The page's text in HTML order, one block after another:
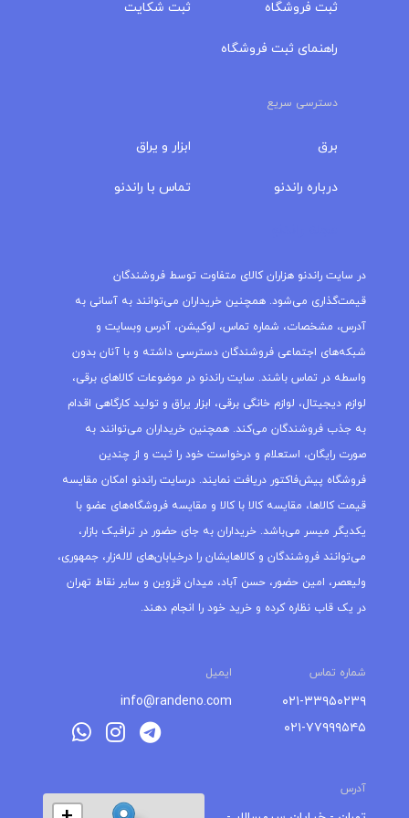
ثبت فروشگاه
راهنمای ثبت فروشگاه
ثبت شکایت
دسترسی سریع
برق
درباره‌ راندنو
ابزار و یراق
تماس با راندنو
در سایت راندنو هزاران کالای متفاوت توسط فروشندگان
قیمت‌گذاری می‌شود. همچنین خریداران می‌توانند به آسانی به
آدرس، مشخصات، شماره تماس، لوکیشن، آدرس وبسایت و
شبکه‌های اجتماعی فروشندگان دسترسی داشته و با آنان بدون
واسطه در تماس باشند. سایت راندنو در موضوعات کالاهای برقی،
لوازم دیجیتال، لوازم خانگی برقی، ابزار یراق و تولید کارگاهی اقدام
به جذب فروشندگان می‌کند. همچنین خریداران می‌توانند به
صورت رایگان، استعلام و درخواست خود را ثبت و از چندین
فروشگاه پیش‌فاکتور دریافت نمایند. درسایت راندنو امکان مقایسه
قیمت کالاها، مقایسه کالا با کالا و مقایسه فروشگاه‌های عضو با
یکدیگر میسر می‌باشد. خریداران به جای حضور در ترافیک بازار،
می‌توانند فروشندگان و کالاهایشان را درخیابان‌های لاله‌زار، جمهوری،
ولیعصر، امین حضور، حسن آباد، میدان قزوین و سایر نقاط تهران
در یک قاب نظاره کرده و خرید خود را انجام دهند.
شماره تماس ایمیل
۰۲۱-۳۳۹۵۰۲۳۹
۰۲۱-۷۷۹۹۹۵۴۵
info@randeno.com
آدرس